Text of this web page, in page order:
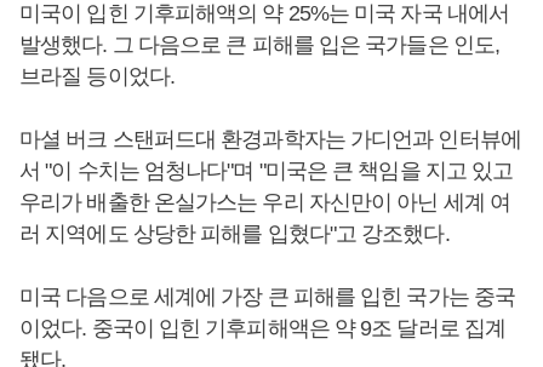
미국이 입힌 기후피해액의 약 25%는 미국 자국 내에서
발생했다. 그 다음으로 큰 피해를 입은 국가들은 인도,
브라질 등이었다.
마셜 버크 스탠퍼드대 환경과학자는 가디언과 인터뷰에
서 "이 수치는 엄청나다"며 "미국은 큰 책임을 지고 있고
우리가 배출한 온실가스는 우리 자신만이 아닌 세계 여
러 지역에도 상당한 피해를 입혔다"고 강조했다.
미국 다음으로 세계에 가장 큰 피해를 입힌 국가는 중국
이었다. 중국이 입힌 기후피해액은 약 9조 달러로 집계
됐다.